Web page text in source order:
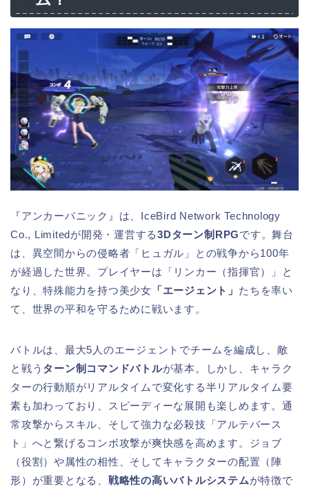
『アンカーパニック』は、IceBird Network Technology
Co., Limitedが開発・運営する3Dターン制RPGです。舞台
は、異空間からの侵略者「ヒュガル」との戦争から100年
が経過した世界。プレイヤーは「リンカー（指揮官）」と
なり、特殊能力を持つ美少女 「エージェント」 たちを率い
て、世界の平和を守るために戦います。
バトルは、最大5人のエージェントでチームを編成し、敵
と戦う ターン制コマンドバトルが基本。しかし、キャラク
ターの行動順がリアルタイムで変化する半リアルタイム要
素も加わっており、スピーディーな展開も楽しめます。通
常攻撃からスキル、そして強力な必殺技「アルテバース
ト」へと繋げるコンボ攻撃が爽快感を高めます。ジョブ
（役割）や属性の相性、そしてキャラクターの配置（陣
形）が重要となる、 戦略性の高いバトルシステムが特徴で